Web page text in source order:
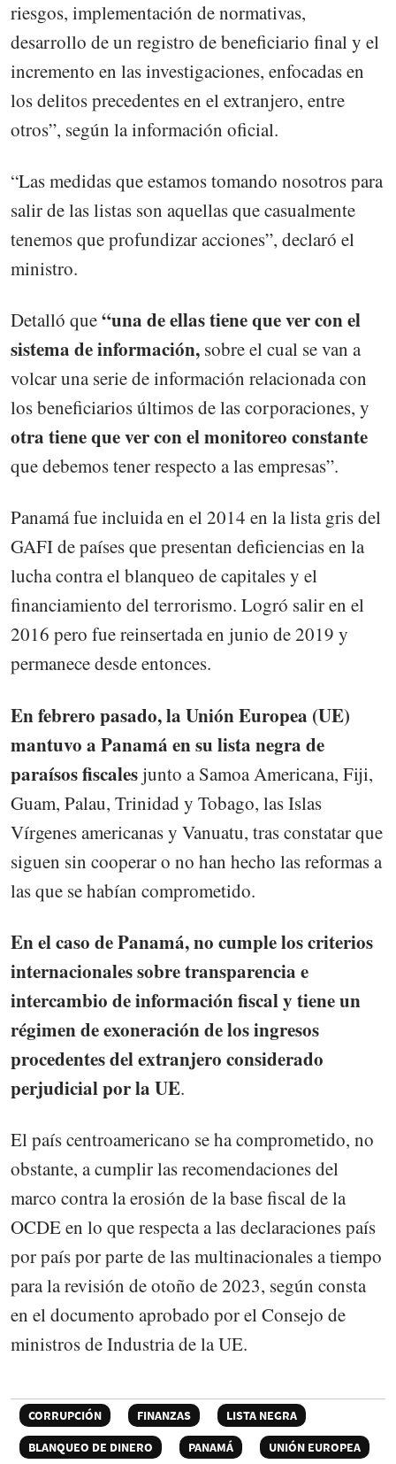
riesgos, implementación de normativas,
desarrollo de un registro de beneficiario final y el
incremento en las investigaciones, enfocadas en
los delitos precedentes en el extranjero, entre
otros”, según la información oficial.
“Las medidas que estamos tomando nosotros para
salir de las listas son aquellas que casualmente
tenemos que profundizar acciones”, declaró el
ministro.
Detalló que“una de ellas tiene que ver con el
sistema de información, sobre el cual se van a
volcar una serie de información relacionada con
los beneficiarios últimos de las corporaciones, y
otra tiene que ver con el monitoreo constante
que debemos tener respecto a las empresas”.
Panamá fue incluida en el 2014 en la lista gris del
GAFI de países que presentan deficiencias en la
lucha contra el blanqueo de capitales y el
financiamiento del terrorismo. Logró salir en el
2016 pero fue reinsertada en junio de 2019 y
permanece desde entonces.
En febrero pasado, la Unión Europea (UE)
mantuvo a Panamá en su lista negra de
paraísos fiscales junto a Samoa Americana, Fiji,
Guam, Palau, Trinidad y Tobago, las Islas
Vírgenes americanas y Vanuatu, tras constatar que
siguen sin cooperar o no han hecho las reformas a
las que se habían comprometido.
En el caso de Panamá, no cumple los criterios
internacionales sobre transparencia e
intercambio de información fiscal y tiene un
régimen de exoneración de los ingresos
procedentes del extranjero considerado
perjudicial por la UE.
El país centroamericano se ha comprometido, no
obstante, a cumplir las recomendaciones del
marco contra la erosión de la base fiscal de la
OCDE en lo que respecta a las declaraciones país
por país por parte de las multinacionales a tiempo
para la revisión de otoño de 2023, según consta
en el documento aprobado por el Consejo de
ministros de Industria de la UE.
CORRUPCIÓN FINANZAS
LISTA NEGRA
BLANQUEO DE DINERO
PANAMÁ
UNIÓN EUROPEA